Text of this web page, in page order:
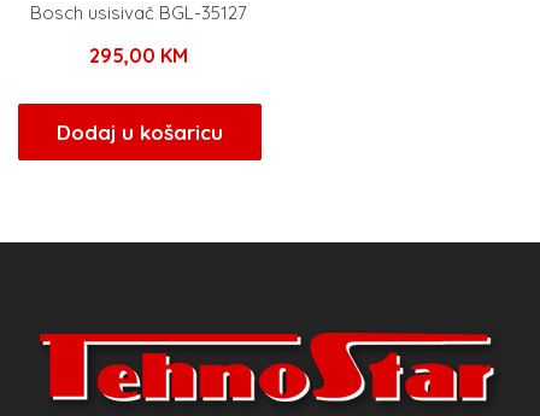
Bosch usisivač BGL-35127
295,00 KM
Dodaj u košaricu